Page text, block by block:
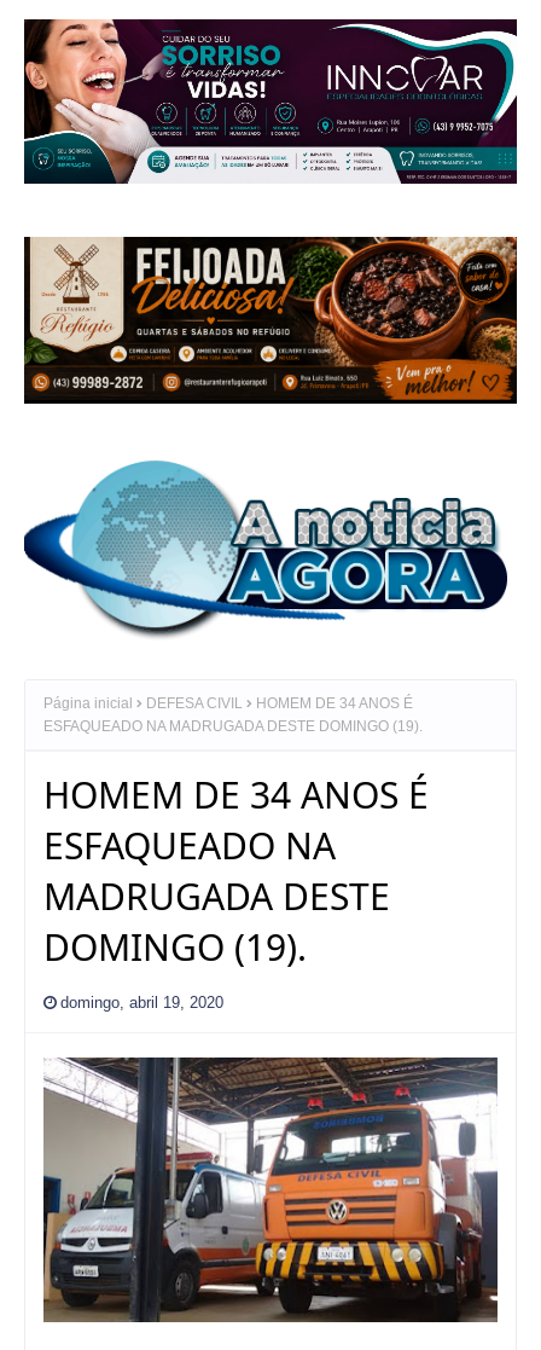
Página inicial DEFESA CIVIL
HOMEM DE 34 ANOS É
ESFAQUEADO NA MADRUGADA DESTE DOMINGO (19).
HOMEM DE 34 ANOS É
ESFAQUEADO NA
MADRUGADA DESTE
DOMINGO (19).
domingo, abril 19, 2020